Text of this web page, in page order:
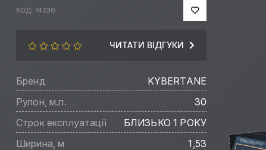
КОД: 14230
ЧИТАТИ ВІДГУКИ
Бренд
KYBERTANE
Рулон, м.п.
30
Строк експлуатації
БЛИЗЬКО 1 РОКУ
Ширина, м
1,53